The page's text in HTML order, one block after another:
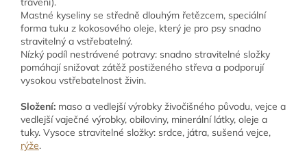
Mastné kyseliny se středně dlouhým řetězcem, speciální
forma tuku z kokosového oleje, který je pro psy snadno
stravitelný a vstřebatelný.
Nízký podíl nestrávené potravy: snadno stravitelné složky
pomáhají snižovat zátěž postiženého střeva a podporují
vysokou vstřebatelnost živin.
Složení: maso a vedlejší výrobky živočišného původu, vejce a
vedlejší vaječné výrobky, obiloviny, minerální látky, oleje a
tuky. Vysoce stravitelné složky: srdce, játra, sušená vejce,
rýže.